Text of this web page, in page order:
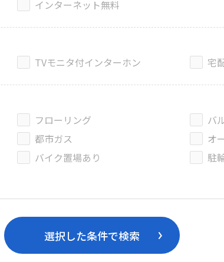
インターネット無料
TVモニタ付インターホン 宅
フローリング
バ
都市ガス
オ
バイク置場あり
駐
選択した条件で検索